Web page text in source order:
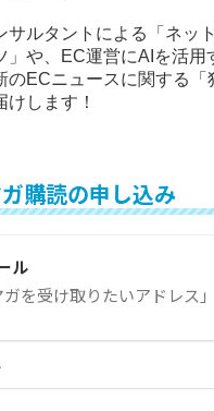
サルタントによる「ネッ
」や、EC運営にAIを活用
のECニュースに関する「
けします！